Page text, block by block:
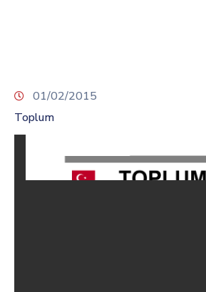
01/02/2015
Toplum